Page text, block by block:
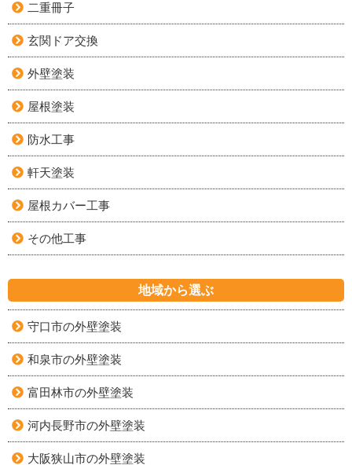
二重冊子
玄関ドア交換
外壁塗装
屋根塗装
防水工事
軒天塗装
屋根カバー工事
その他工事
地域から選ぶ
守口市の外壁塗装
和泉市の外壁塗装
富田林市の外壁塗装
河内長野市の外壁塗装
大阪狭山市の外壁塗装